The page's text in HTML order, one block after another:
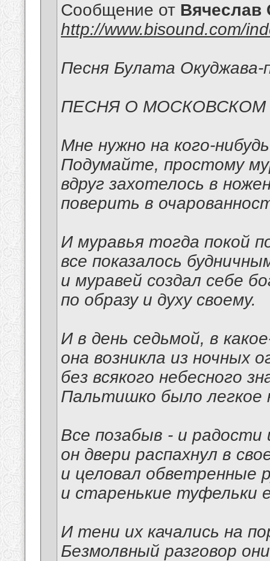
Сообщение от Вячеслав
http://www.bisound.com/
Песня Булата Окуджава-
ПЕСНЯ О МОСКОВСКОМ
Мне нужно на кого-
Подумайте, простому
вдруг захотелось в
поверить в
И муравья тогда покой
все показалось
и муравей создал себе
по образу и духу своему.
И в день седьмой, в
она возникла из ночных
без всякого небесного
Пальтишко было легкое
Все позабыв - и радости
он двери распахнул в
и целовал обветренные
и старенькие туфельки
И тени их качались на
Безмолвный разговор